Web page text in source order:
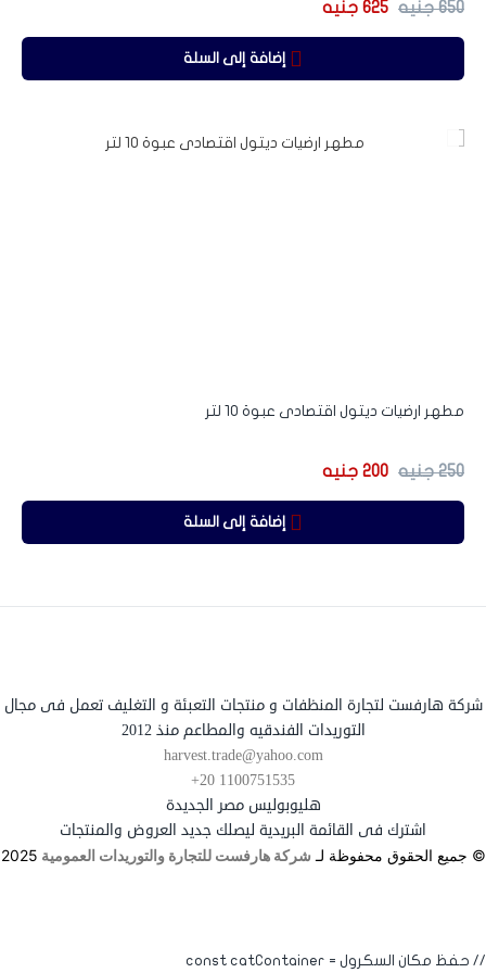
650 جنيه 625 جنيه
إضافة إلى السلة
مطهر ارضيات ديتول اقتصادى عبوة 10 لتر
250 جنيه 200 جنيه
إضافة إلى السلة
شركة هارفست لتجارة المنظفات و منتجات التعبئة و التغليف تعمل فى مجال
التوريدات الفندقيه والمطاعم منذ 2012
harvest.trade@yahoo.com
+20 1100751535
هليوبوليس مصر الجديدة
اشترك فى القائمة البريدية ليصلك جديد العروض والمنتجات
© جميع الحقوق محفوظة لـ شركة هارفست للتجارة والتوريدات العمومية 2025
// حفظ مكان السكرول const catContainer =